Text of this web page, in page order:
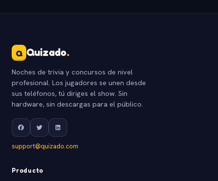
Q Quizado.
Noches de trivia y concursos de nivel
profesional. Los jugadores se unen desde
sus teléfonos, tú diriges el show. Sin
hardware, sin descargas para el público.
support@quizado.com
Producto